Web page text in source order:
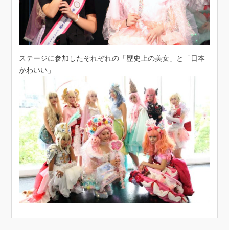
ステージに参加したそれぞれの「歴史上の美女」と「日本
かわいい」